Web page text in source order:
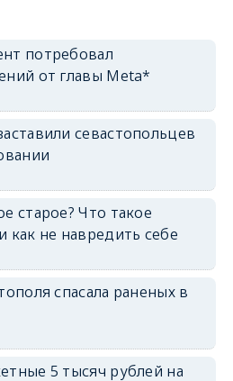
потребовал
от главы Meta*
севастопольцев
старое? Что такое
как не навредить себе
спасала раненых в
5 тысяч рублей на